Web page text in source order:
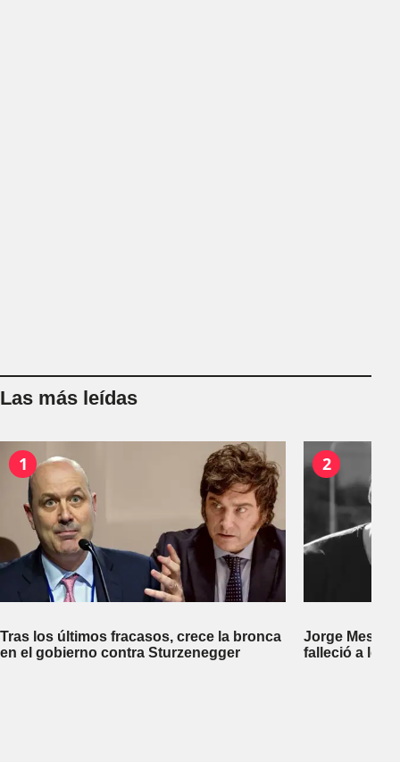
Las más leídas
1
Tras los últimos fracasos, crece la bronca
en el gobierno contra Sturzenegger
2
Jorge Messi,
falleció a los